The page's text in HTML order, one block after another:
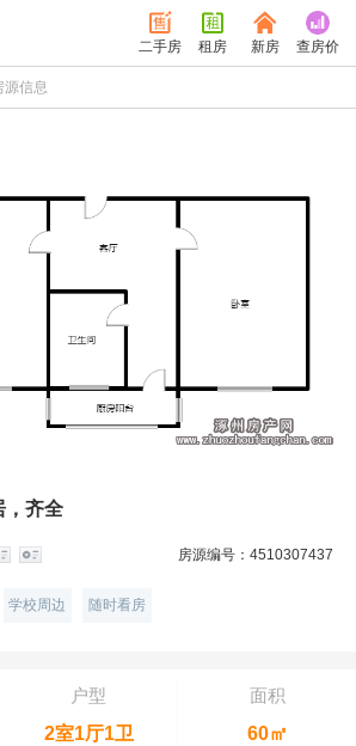
二手房 租房 新房 查房价
源信息
1/
，齐全
房源编号：4510307437
学校周边 随时看房
户型
2室1厅1卫
面积
60㎡